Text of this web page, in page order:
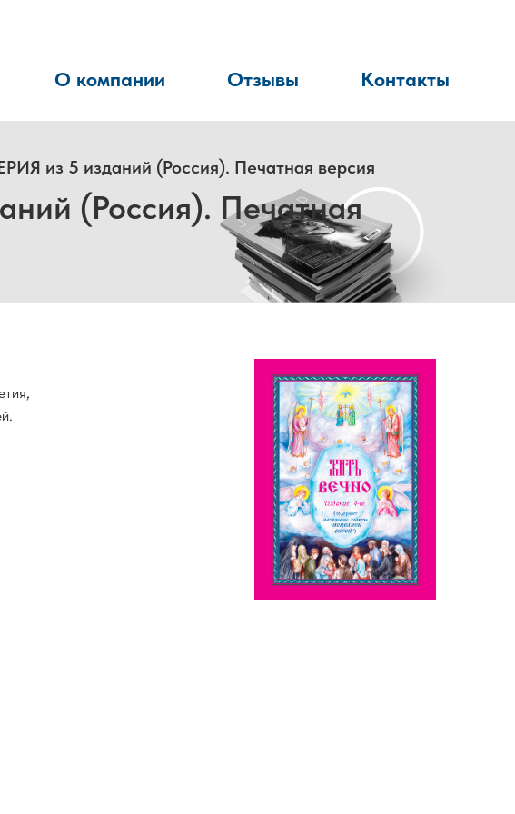
О компании Отзывы Контакты
из 5 изданий (Россия). Печатная версия
(Россия). Печатная